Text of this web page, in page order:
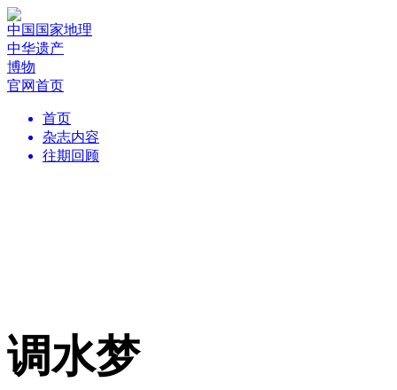
中国国家地理
中华遗产
博物
官网首页
首页
杂志内容
往期回顾
调水梦